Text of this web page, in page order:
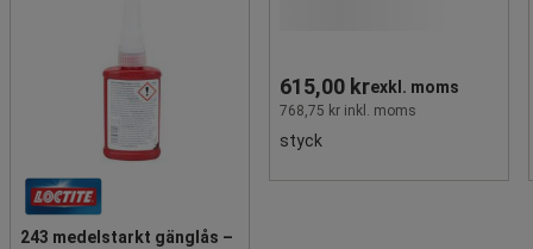
243 medelstarkt gänglås –
615,00 krexkl. moms
768,75 kr inkl. moms
styck